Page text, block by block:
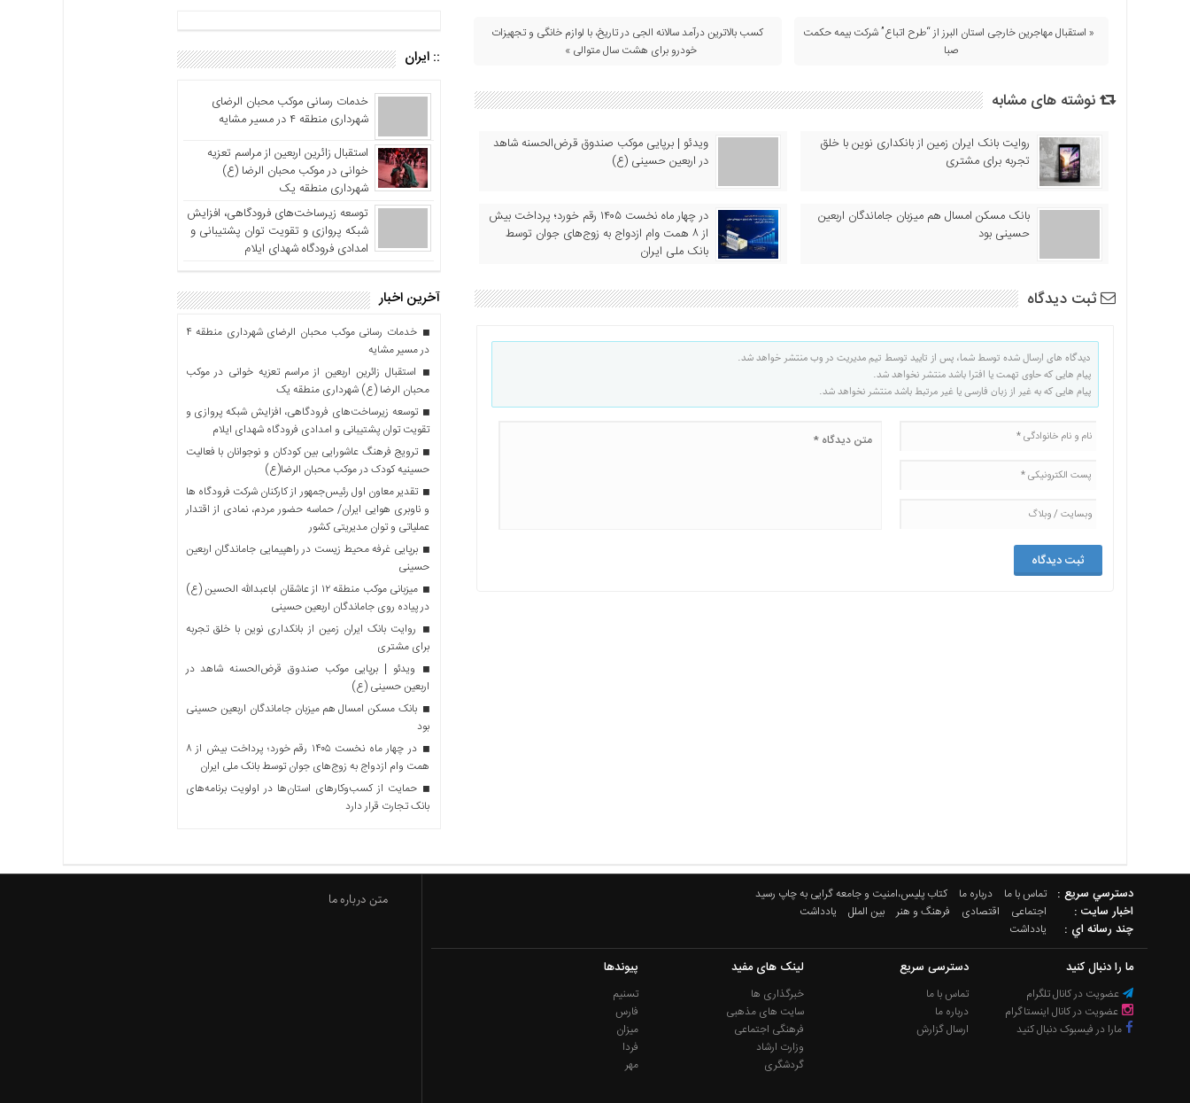
« استقبال مهاجرین خارجی استان البرز از “طرح اتباع” شرکت بیمه حکمت
صبا
کسب بالاترین درآمد سالانه الجی در تاریخ، با لوازم خانگی و تجهیزات
خودرو برای هشت سال متوالی »
نوشته های مشابه
روایت بانک ایران زمین از بانکداری نوین با خلق
تجربه برای مشتری
ویدئو | برپایی موکب صندوق قرض‌الحسنه شاهد
در اربعین حسینی (ع)
بانک مسکن امسال هم میزبان جاماندگان اربعین
حسینی بود
در چهار ماه نخست ۱۴۰۵ رقم خورد؛ پرداخت بیش
از ۸ همت وام ازدواج به زوج‌های جوان توسط
بانک ملی ایران
ثبت دیدگاه
دیدگاه های ارسال شده توسط شما، پس از تایید توسط تیم مدیریت در وب منتشر خواهد شد.
پیام هایی که حاوی تهمت یا افترا باشد منتشر نخواهد شد.
پیام هایی که به غیر از زبان فارسی یا غیر مرتبط باشد منتشر نخواهد شد.
:: ایران
خدمات رسانی موکب محبان الرضای
شهرداری منطقه ۴ در مسیر مشایه
استقبال زائرین اربعین از مراسم تعزیه
خوانی در موکب محبان الرضا (ع)
شهرداری منطقه یک
توسعه زیرساخت‌های فرودگاهی، افزایش
شبکه پروازی و تقویت توان پشتیبانی و
امدادی فرودگاه شهدای ایلام
آخرین اخبار
خدمات رسانی موکب محبان الرضای شهرداری منطقه ۴
در مسیر مشایه
استقبال زائرین اربعین از مراسم تعزیه خوانی در موکب
محبان الرضا (ع) شهرداری منطقه یک
توسعه زیرساخت‌های فرودگاهی، افزایش شبکه پروازی و
تقویت توان پشتیبانی و امدادی فرودگاه شهدای ایلام
ترویج فرهنگ عاشورایی بین کودکان و نوجوانان با فعالیت
حسینیه کودک در موکب محبان الرضا(ع)
تقدیر معاون اول رئیس‌جمهور از کارکنان شرکت فرودگاه ها
و ناوبری هوایی ایران/ حماسه حضور مردم، نمادی از اقتدار
عملیاتی و توان مدیریتی کشور
برپایی غرفه محیط زیست در راهپیمایی جاماندگان اربعین
حسینی
میزبانی موکب منطقه ۱۲ از عاشقان اباعبدالله الحسین (ع)
در پیاده روی جاماندگان اربعین حسینی
روایت بانک ایران زمین از بانکداری نوین با خلق تجربه
برای مشتری
ویدئو | برپایی موکب صندوق قرض‌الحسنه شاهد در
اربعین حسینی (ع)
بانک مسکن امسال هم میزبان جاماندگان اربعین حسینی
بود
در چهار ماه نخست ۱۴۰۵ رقم خورد؛ پرداخت بیش از ۸
همت وام ازدواج به زوج‌های جوان توسط بانک ملی ایران
حمایت از کسب‌وکارهای استان‌ها در اولویت برنامه‌های
بانک تجارت قرار دارد
دسترسي سريع : تماس با ما درباره ما کتاب پلیس،امنیت و جامعه گرایی به چاپ رسید
اخبار سایت : اجتماعی اقتصادی فرهنگ و هنر بین الملل یادداشت
چند رسانه اي : یادداشت
ما را دنبال کنید
عضویت در کانال تلگرام
عضویت در کانال اینستاگرام
مارا در فیسبوک دنبال کنید
دسترسی سریع
تماس با ما
درباره ما
ارسال گزارش
لینک های مفید
خبرگذاری ها
سایت های مذهبی
فرهنگی اجتماعی
وزارت ارشاد
گردشگری
پیوندها
تسنیم
فارس
میزان
فردا
مهر
متن درباره ما